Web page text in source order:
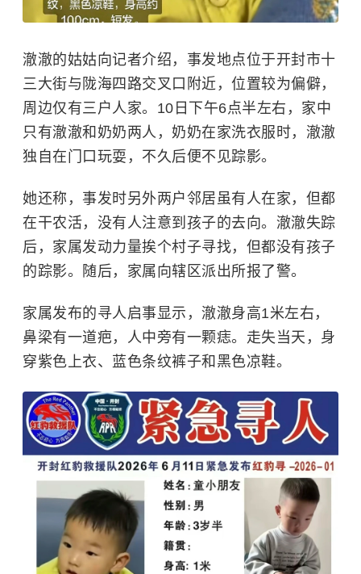
澈澈的姑姑向记者介绍，事发地点位于开封市十
三大街与陇海四路交叉口附近，位置较为偏僻，
周边仅有三户人家。10日下午6点半左右，家中
只有澈澈和奶奶两人，奶奶在家洗衣服时，澈澈
独自在门口玩耍，不久后便不见踪影。
她还称，事发时另外两户邻居虽有人在家，但都
在干农活，没有人注意到孩子的去向。澈澈失踪
后，家属发动力量挨个村子寻找，但都没有孩子
的踪影。随后，家属向辖区派出所报了警。
家属发布的寻人启事显示，澈澈身高1米左右，
鼻梁有一道疤，人中旁有一颗痣。走失当天，身
穿紫色上衣、蓝色条纹裤子和黑色凉鞋。